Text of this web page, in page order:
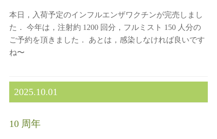
本日，入荷予定のインフルエンザワクチンが完売しまし
た． 今年は，注射約 1200 回分，フルミスト 150 人分の
ご予約を頂きました． あとは，感染しなければ良いです
ね〜
2025.10.01
10 周年